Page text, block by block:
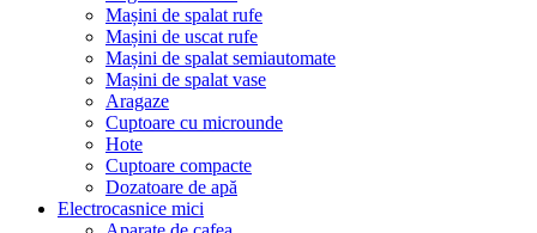
Mașini de spalat rufe
Mașini de uscat rufe
Mașini de spalat semiautomate
Mașini de spalat vase
Aragaze
Cuptoare cu microunde
Hote
Cuptoare compacte
Dozatoare de aрă
Electrocasnice mici